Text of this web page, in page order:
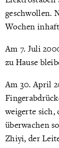
geschwollen.
Wochen
Am 7. Juli
zu Hause
Am 30. April
weigerte sich,
überwachen
Zhiyi, der